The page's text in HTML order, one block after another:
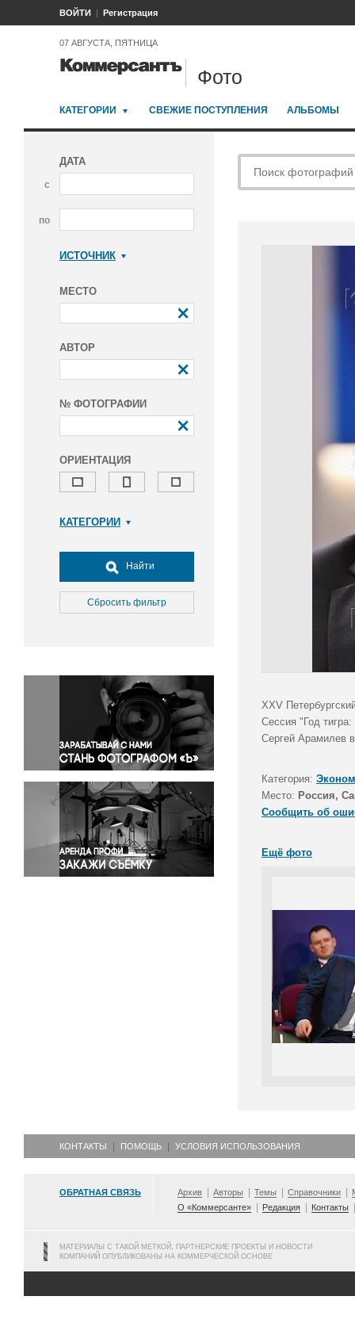
ВОЙТИ Регистрация
07 АВГУСТА, ПЯТНИЦА
Фото
КАТЕГОРИИ СВЕЖИЕ ПОСТУПЛЕНИЯ АЛЬБОМЫ
ДАТА
с
по
ИСТОЧНИК
МЕСТО
АВТОР
№ ФОТОГРАФИИ
ОРИЕНТАЦИЯ
КАТЕГОРИИ
Досуг, туризм и отдых
Культура
Медицина
Окружающая среда
Политика
Правосудие
Происшествия и конфликты
Религия
Светская жизнь
Спорт
Экология
Экономика и бизнес
Найти
Сбросить фильтр
XXV
Сессия "Год
Сергей Арамилев
Категория:
Место: Россия,
Сообщить об
Ещё фото
КОНТАКТЫ ПОМОЩЬ УСЛОВИЯ ИСПОЛЬЗОВАНИЯ
ОБРАТНАЯ СВЯЗЬ Архив Авторы Темы Справочники
О «Коммерсанте»
Редакция Контакты
МАТЕРИАЛЫ С ТАКОЙ МЕТКОЙ, ПАРТНЕРСКИЕ ПРОЕКТЫ И НОВОСТИ
КОМПАНИЙ ОПУБЛИКОВАНЫ НА КОММЕРЧЕСКОЙ ОСНОВЕ